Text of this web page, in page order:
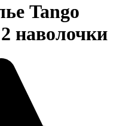
Tango
наволочки